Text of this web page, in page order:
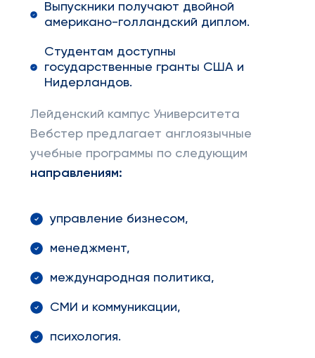
Выпускники получают двойной
американо-голландский диплом.
Студентам доступны
государственные гранты США и
Нидерландов.
Лейденский кампус Университета
Вебстер предлагает англоязычные
учебные программы по следующим
направлениям:
управление бизнесом,
менеджмент,
международная политика,
СМИ и коммуникации,
психология.